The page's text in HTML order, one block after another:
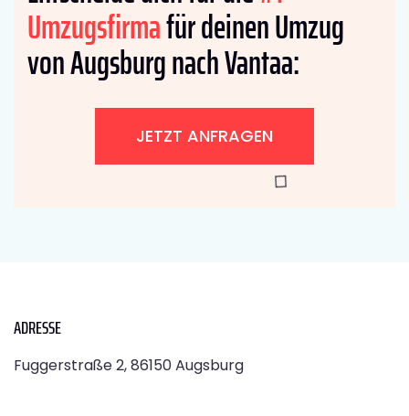
Umzugsfirmafür deinen Umzug
von Augsburg nach Vantaa:
JETZT ANFRAGEN
ADRESSE
Fuggerstraße 2, 86150 Augsburg